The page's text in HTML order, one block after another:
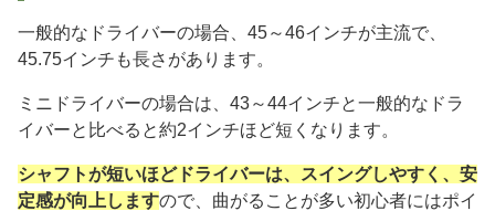
一般的なドライバーの場合、45～46インチが主流で、
45.75インチも長さがあります。
ミニドライバーの場合は、43～44インチと一般的なドラ
イバーと比べると約2インチほど短くなります。
シャフトが短いほどドライバーは、スイングしやすく、安
定感が向上しますので、曲がることが多い初心者にはポイ